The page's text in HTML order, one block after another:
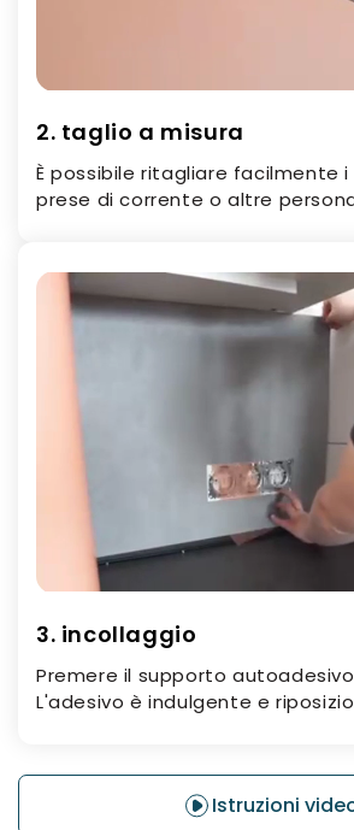
2. taglio a misura
È possibile ritagliare facilmente
prese di corrente o altre
3. incollaggio
Premere il supporto
L'adesivo è indulgente e
Istruzioni